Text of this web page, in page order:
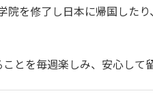
院を修了し日本に帰国した
とを毎週楽しみ、安心して